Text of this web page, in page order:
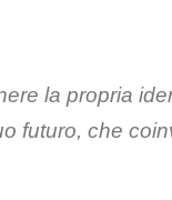
la propria
futuro, che